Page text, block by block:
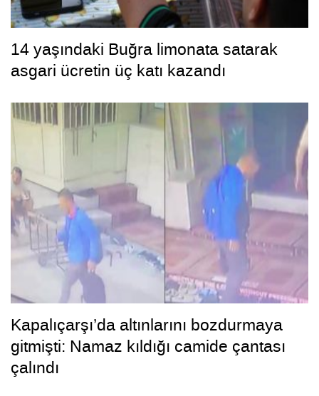
14 yaşındaki Buğra limonata satarak
asgari ücretin üç katı kazandı
Kapalıçarşı’da altınlarını bozdurmaya
gitmişti: Namaz kıldığı camide çantası
çalındı